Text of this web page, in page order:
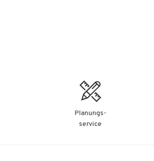
Planungs-
service